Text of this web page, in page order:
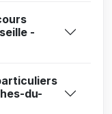
-
du-